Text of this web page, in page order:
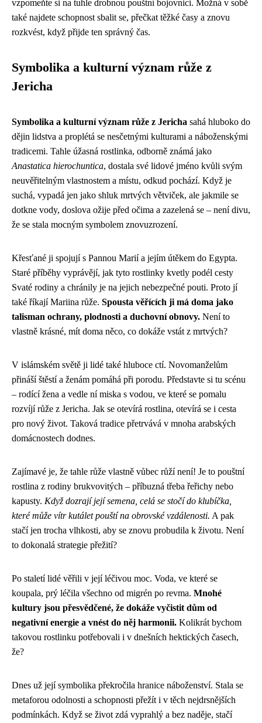
vzpomeňte si na tuhle drobnou pouštní bojovnici. Možná v sobě
také najdete schopnost sbalit se, přečkat těžké časy a znovu
rozkvést, když přijde ten správný čas.
Symbolika a kulturní význam růže z
Jericha
Symbolika a kulturní význam růže z Jericha sahá hluboko do
dějin lidstva a proplétá se nesčetnými kulturami a náboženskými
tradicemi. Tahle úžasná rostlinka, odborně známá jako
Anastatica hierochuntica, dostala své lidové jméno kvůli svým
neuvěřitelným vlastnostem a místu, odkud pochází. Když je
suchá, vypadá jen jako shluk mrtvých větviček, ale jakmile se
dotkne vody, doslova ožije před očima a zazelená se – není divu,
že se stala mocným symbolem znovuzrození.
Křesťané ji spojují s Pannou Marií a jejím útěkem do Egypta.
Staré příběhy vyprávějí, jak tyto rostlinky kvetly podél cesty
Svaté rodiny a chránily je na jejich nebezpečné pouti. Proto jí
také říkají Mariina růže. Spousta věřících ji má doma jako
talisman ochrany, plodnosti a duchovní obnovy. Není to
vlastně krásné, mít doma něco, co dokáže vstát z mrtvých?
V islámském světě ji lidé také hluboce ctí. Novomanželům
přináší štěstí a ženám pomáhá při porodu. Představte si tu scénu
– rodící žena a vedle ní miska s vodou, ve které se pomalu
rozvíjí růže z Jericha. Jak se otevírá rostlina, otevírá se i cesta
pro nový život. Taková tradice přetrvává v mnoha arabských
domácnostech dodnes.
Zajímavé je, že tahle růže vlastně vůbec růží není! Je to pouštní
rostlina z rodiny brukvovitých – příbuzná třeba řeřichy nebo
kapusty. Když dozrají její semena, celá se stočí do klubíčka,
které může vítr kutálet pouští na obrovské vzdálenosti. A pak
stačí jen trocha vlhkosti, aby se znovu probudila k životu. Není
to dokonalá strategie přežití?
Po staletí lidé věřili v její léčivou moc. Voda, ve které se
koupala, prý léčila všechno od migrén po revma. Mnohé
kultury jsou přesvědčené, že dokáže vyčistit dům od
negativní energie a vnést do něj harmonii. Kolikrát bychom
takovou rostlinku potřebovali i v dnešních hektických časech,
že?
Dnes už její symbolika překročila hranice náboženství. Stala se
metaforou odolnosti a schopnosti přežít i v těch nejdrsnějších
podmínkách. Když se život zdá vyprahlý a bez naděje, stačí